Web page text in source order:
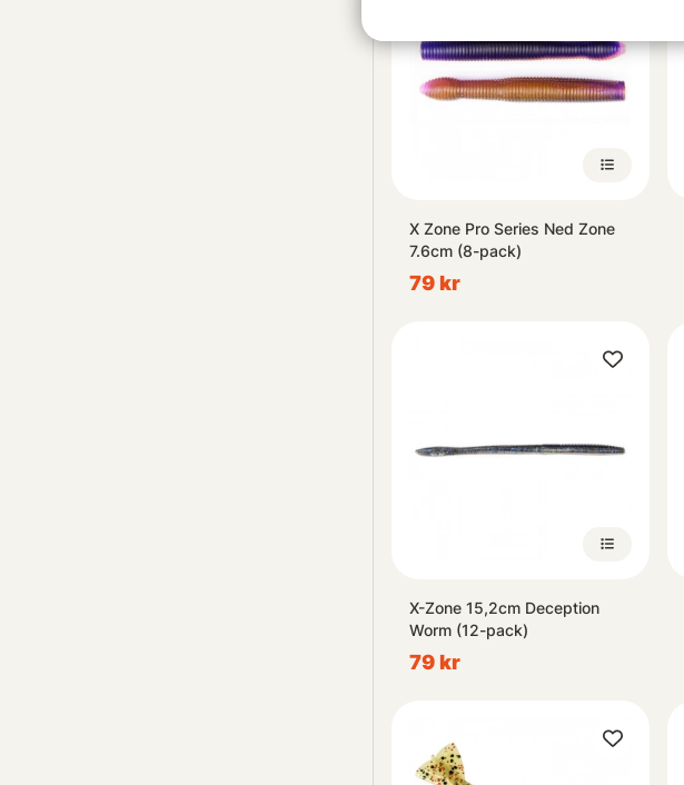
X Zone Pro Series Ned Zone
7.6cm (8-pack)
79 kr
X-Zone 15,2cm Deception
Worm (12-pack)
79 kr